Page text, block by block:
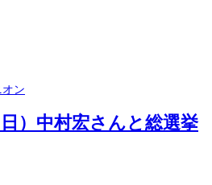
ン
）中村宏さんと総選挙